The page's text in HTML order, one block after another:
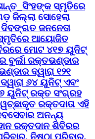
ସ୍ମୃତିରେ
ଜିଲ୍ଲା ସୋହେଲା
ଦିବଙ୍ଗତ ଜନନେତା
ସ୍ମୃତିରେ ଆୟୋଜିତ
ମୋଟ ୪୧୭ ୟୁନିଟ୍
ବୁର୍ଲା ରକ୍ତଭଣ୍ଡାର
ଦ୍ୱାରା ୧୨୧
୬୪ ୟୁନିଟ୍ ଏବଂ
ୟୁନିଟ୍ ରକ୍ତ ସଂଗ୍ରହ
ରକ୍ତଦାତା ଏହି
ଅନନ୍ୟ
ରକ୍ତଦାନ ଶିବିରର
ନିଷ୍ଠା ପରିବାର,